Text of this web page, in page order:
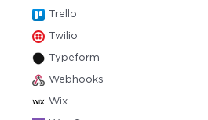
Trello
Twilio
Typeform
Webhooks
Wix